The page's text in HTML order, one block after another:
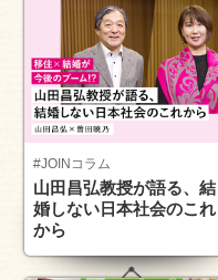
#JOINコラム
山田昌弘教授が語る、結
婚しない日本社会のこれ
から